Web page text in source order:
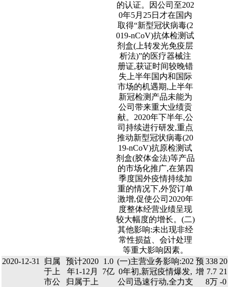
的认证。因公司至202
0年5月25日才在国内
取得“新型冠状病毒(2
019-nCoV)抗体检测试
剂盒(上转发光免疫层
析法)”的医疗器械注
册证,获证时间较晚错
失上半年国内和国际
市场的机遇期,上半年
新冠检测产品未能为
公司带来重大业绩贡
献。2020年下半年,公
司持续进行研发,重点
推动新型冠状病毒(20
19-nCoV)抗原检测试
剂盒(胶体金法)等产品
的市场化推广,在第四
季度国外疫情持续加
重的情况下,外贸订单
激增,促使公司2020年
度整体经营业绩呈现
较大幅度的增长。(二)
其他影响:未出现非经
常性损益、会计处理
等重大影响因素。
2020-12-31
归属
于上
市公
预计2020
年1-12月
归属于上
1.0
7亿
(一)主营业务影响:202
0年初,新冠疫情爆发,
公司迅速行动,全力支
预
增
338
7.7
8万
20
21
-0